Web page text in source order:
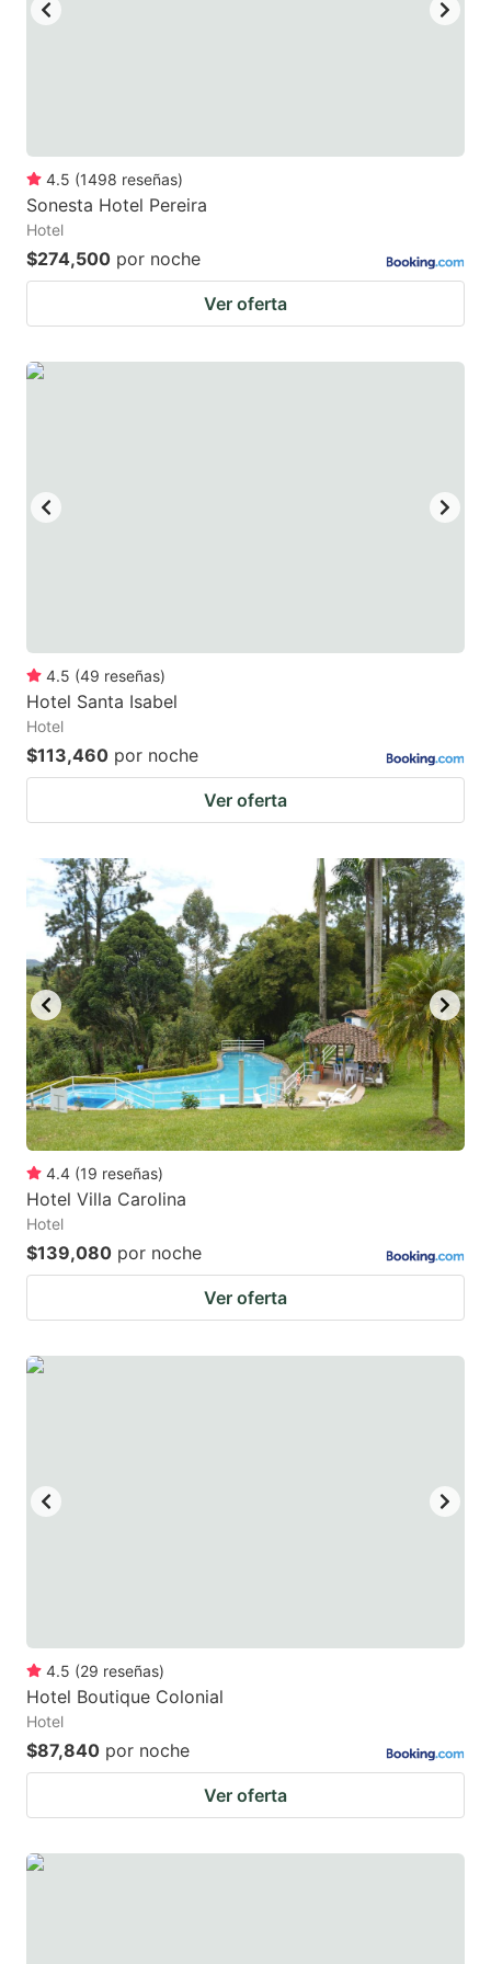
keyboard
shortcuts
for
changing
dates.
keyboard
dates.
4.5 (1498 reseñas)
Sonesta Hotel Pereira
Hotel
$274,500 por noche
Ver oferta
4.5 (49 reseñas)
Hotel Santa Isabel
Hotel
$113,460 por noche
Ver oferta
4.4 (19 reseñas)
Hotel Villa Carolina
Hotel
$139,080 por noche
Ver oferta
4.5 (29 reseñas)
Hotel Boutique Colonial
Hotel
$87,840 por noche
Ver oferta